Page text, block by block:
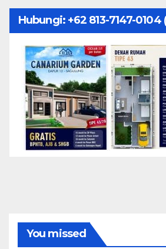
Hubungi: ‪+62 813-7147-0104‬
You missed